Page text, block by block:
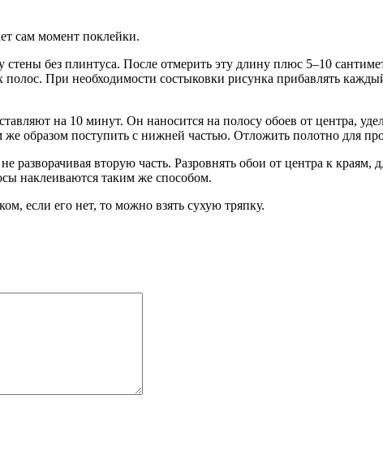
сам момент поклейки.
стены без плинтуса. После отмерить эту длину плюс 5–10
полос. При необходимости состыковки рисунка прибавлять
на 10 минут. Он наносится на полосу обоев от центра,
образом поступить с нижней частью. Отложить полотно для
разворачивая вторую часть. Разровнять обои от центра к
наклеиваются таким же способом.
если его нет, то можно взять сухую тряпку.